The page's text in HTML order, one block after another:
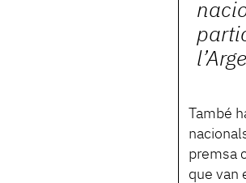
També
premsa
que van